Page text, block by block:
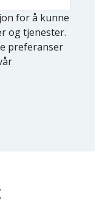
for å kunne
og tjenester.
preferanser